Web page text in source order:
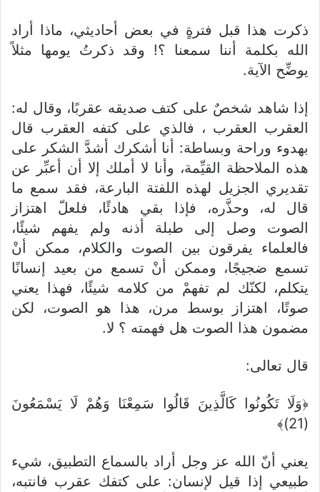
ذكرت هذا قبل فترةٍ في بعض أحاديثي، ماذا أراد
الله بكلمة أننا سمعنا ؟! وقد ذكرتُ يومها مثلاً
يوضِّح الآية.
إذا شاهد شخصٌ على كتف صديقه عقربًا، وقال له:
العقرب العقرب ‍‍‍، فالذي على كتفه العقرب قال
بهدوء وراحة وبساطة: أنا أشكرك أشدَّ الشكر على
هذه الملاحظة القيِّمة، وأنا لا أملك إلا أن أعبِّر عن
تقديري الجزيل لهذه اللفتة البارعة، فقد سمع ما
قال له، وحذَّره، فإذا بقي هادئًا، فلعلّ اهتزاز
الصوت وصل إلى طبلة أذنه ولم يفهم شيئًا،
فالعلماء يفرقون بين الصوت والكلام، ممكن أنْ
تسمع ضجيجًا، وممكن أنْ تسمع من بعيد إنسانًا
يتكلم، لكنّك لم تفهمْ من كلامه شيئًا، فهذا يعني
صوتًا، اهتزاز بوسط مرن، هذا هو الصوت، لكن
مضمون هذا الصوت هل فهمته ؟ لا.
قال تعالى:
﴿وَلَا تَكُونُوا كَالَّذِينَ قَالُوا سَمِعْنَا وَهُمْ لَا يَسْمَعُونَ
(21)﴾
يعني أنّ الله عز وجل أراد بالسماع التطبيق، شيء
طبيعي إذا قيل لإنسان: على كتفك عقرب فانتبه،